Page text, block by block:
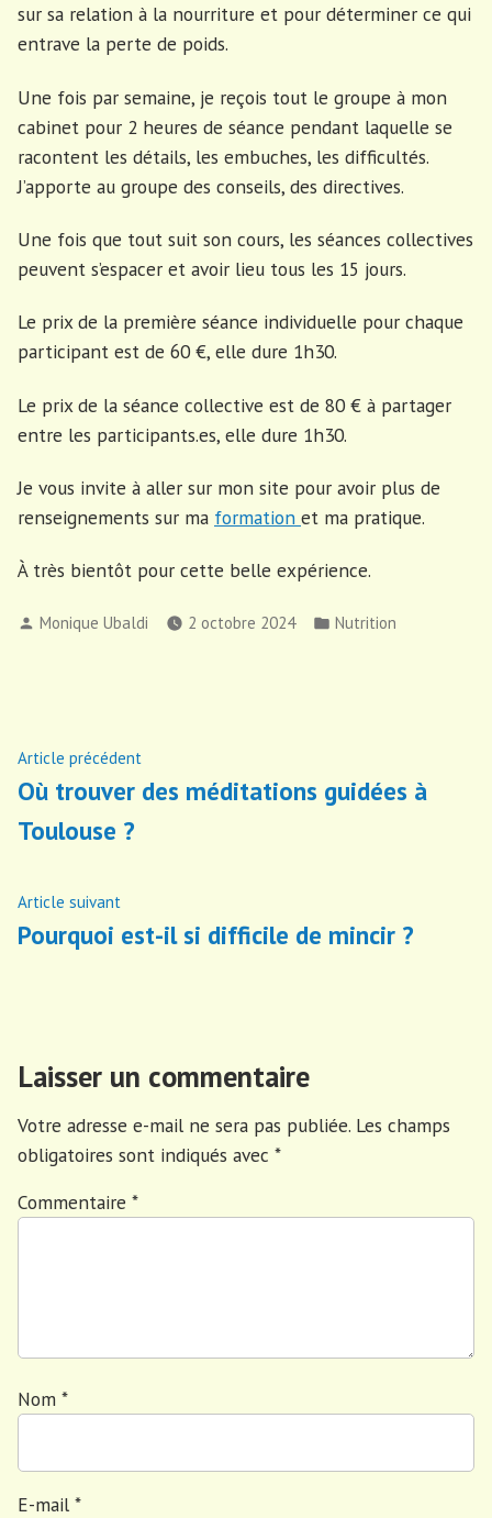
sur sa relation à la nourriture et pour déterminer ce qui
entrave la perte de poids.
Une fois par semaine, je reçois tout le groupe à mon
cabinet pour 2 heures de séance pendant laquelle se
racontent les détails, les embuches, les difficultés.
J’apporte au groupe des conseils, des directives.
Une fois que tout suit son cours, les séances collectives
peuvent s’espacer et avoir lieu tous les 15 jours.
Le prix de la première séance individuelle pour chaque
participant est de 60 €, elle dure 1h30.
Le prix de la séance collective est de 80 € à partager
entre les participants.es, elle dure 1h30.
Je vous invite à aller sur mon site pour avoir plus de
renseignements sur ma formation et ma pratique.
À très bientôt pour cette belle expérience.
Publié
Monique Ubaldi 2 octobre 2024
Publié
Nutrition
Navigation
de
l’article
Article précédent
précédent :
Où trouver des méditations guidées à
Toulouse ?
Article suivant
suivant
Pourquoi est-il si difficile de mincir ?
Laisser un commentaire
Votre adresse e-mail ne sera pas publiée. Les champs
obligatoires sont indiqués avec *
Commentaire *
Nom *
E-mail *